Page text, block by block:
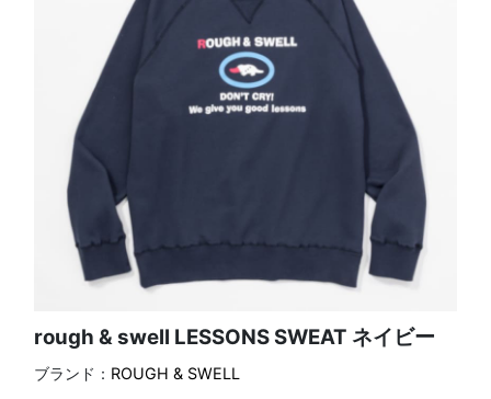
rough & swell LESSONS SWEAT ネイビー
ブランド： ROUGH & SWELL
お知らせを受け取る
いつでもメール内のリンクから配信停止できます